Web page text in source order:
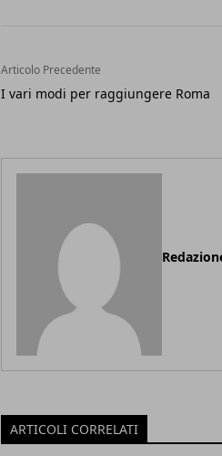
Articolo Precedente
I vari modi per raggiungere Roma
ARTICOLI CORRELATI